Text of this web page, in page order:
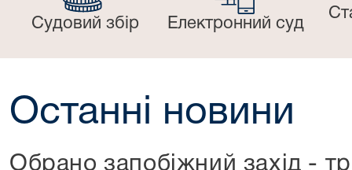
Судовий збір Електронний суд
Останні новини
Обрано запобіжний захід -